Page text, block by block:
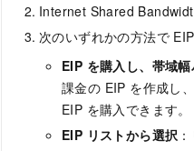
Internet Shared
次のいずれかの方法で
EIP を購入し、帯域
課金の EIP を作成し
EIP を購入できます。
EIP リストから選択